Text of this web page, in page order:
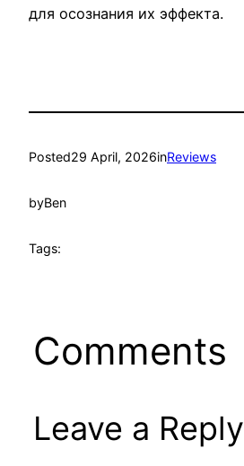
для осознания их эффекта.
Posted29 April, 2026inReviews
byBen
Tags:
Comments
Leave a Reply